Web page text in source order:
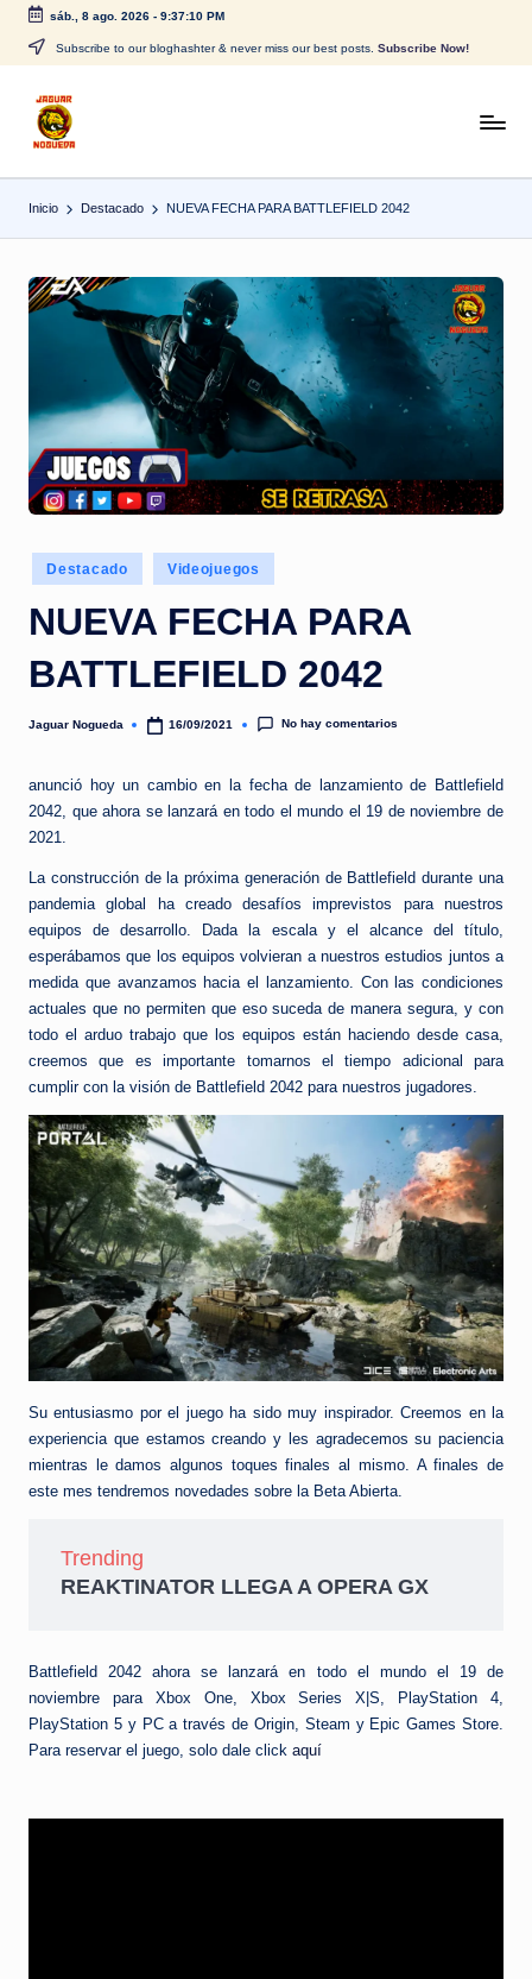
Saltar
contenido
sáb., 8 ago. 2026- 9:37:10 PM
Subscribe to our bloghashter & never miss our best posts. Subscribe Now!
J
a
g
a
o
g
u
a
CONTENIDO
Inicio Destacado NUEVA FECHA PARA BATTLEFIELD 2042
Publicado
en
Destacado Videojuegos
NUEVA FECHA PARA
BATTLEFIELD 2042
Publicado
Jaguar Nogueda 16/09/2021 No hay comentarios
anunció hoy un cambio en la fecha de lanzamiento de Battlefield
2042, que ahora se lanzará en todo el mundo el 19 de noviembre de
2021.
La construcción de la próxima generación de Battlefield durante una
pandemia global ha creado desafíos imprevistos para nuestros
equipos de desarrollo. Dada la escala y el alcance del título,
esperábamos que los equipos volvieran a nuestros estudios juntos a
medida que avanzamos hacia el lanzamiento. Con las condiciones
actuales que no permiten que eso suceda de manera segura, y con
todo el arduo trabajo que los equipos están haciendo desde casa,
creemos que es importante tomarnos el tiempo adicional para
cumplir con la visión de Battlefield 2042 para nuestros jugadores.
Su entusiasmo por el juego ha sido muy inspirador. Creemos en la
experiencia que estamos creando y les agradecemos su paciencia
mientras le damos algunos toques finales al mismo. A finales de
este mes tendremos novedades sobre la Beta Abierta.
Trending
REAKTINATOR LLEGA A OPERA GX
Battlefield 2042 ahora se lanzará en todo el mundo el 19 de
noviembre para Xbox One, Xbox Series X|S, PlayStation 4,
PlayStation 5 y PC a través de Origin, Steam y Epic Games Store.
Para reservar el juego, solo dale click aquí